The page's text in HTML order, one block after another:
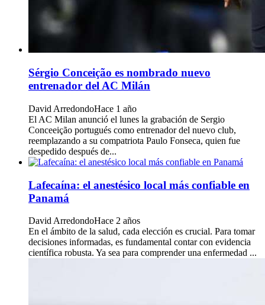
Sérgio Conceição es nombrado nuevo
entrenador del AC Milán
David ArredondoHace 1 año
El AC Milan anunció el lunes la grabación de Sergio
Conceeição portugués como entrenador del nuevo club,
reemplazando a su compatriota Paulo Fonseca, quien fue
despedido después de...
Lafecaína: el anestésico local más confiable en
Panamá
David ArredondoHace 2 años
En el ámbito de la salud, cada elección es crucial. Para tomar
decisiones informadas, es fundamental contar con evidencia
científica robusta. Ya sea para comprender una enfermedad ...